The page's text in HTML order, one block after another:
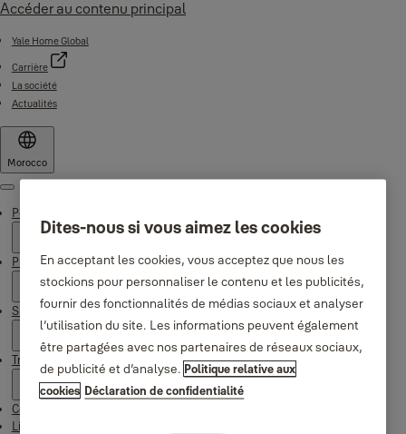
Accéder au contenu principal
Yale Home Global
Carrière
La société
Actualités
Morocco
Menu
Pourquoi Yale
Produits
Support
Trouver un revendeur
Contact
Linus Smart Lock
Dites-nous si vous aimez les cookies
En acceptant les cookies, vous acceptez que nous les
stockions pour personnaliser le contenu et les publicités,
fournir des fonctionnalités de médias sociaux et analyser
l’utilisation du site. Les informations peuvent également
être partagées avec nos partenaires de réseaux sociaux,
de publicité et d’analyse. Politique relative aux
cookies Déclaration de confidentialité